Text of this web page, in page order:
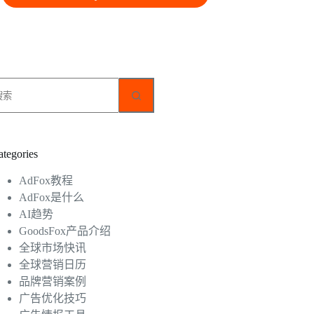
AdFox教程
AdFox是什么
AI趋势
GoodsFox产品介绍
全球市场快讯
全球营销日历
品牌营销案例
广告优化技巧